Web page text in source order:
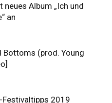
neues Album „Ich und
an
Bottoms (prod. Young
Festivaltipps 2019